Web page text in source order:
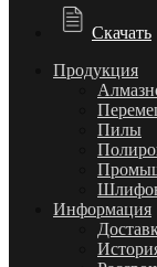
Скачать
Продукция
Пилы
Информация